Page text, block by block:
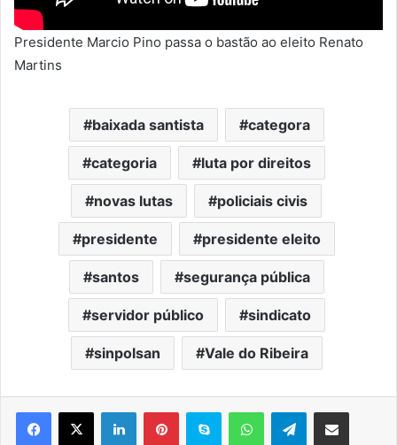
Presidente Marcio Pino passa o bastão ao eleito Renato
Martins
baixada santista categora
categoria luta por direitos
novas lutas policiais civis
presidente presidente eleito
santos segurança pública
servidor público sindicato
sinpolsan Vale do Ribeira